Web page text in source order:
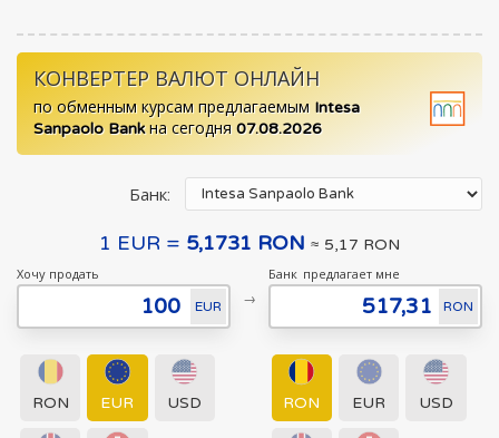
КОНВЕРТЕР ВАЛЮТ ОНЛАЙН
по обменным курсам предлагаемым Intesa
Sanpaolo Bankна сегодня 07.08.2026
Банк:
1 EUR = 5,1731 RON ≈ 5,17 RON
Хочу продать
EUR
RON EUR USD
→
Банк предлагает мне
RON
RON EUR USD